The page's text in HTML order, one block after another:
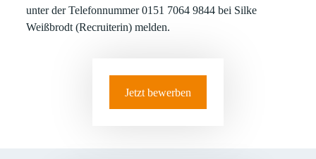
unter der Telefonnummer 0151 7064 9844 bei Silke
Weißbrodt (Recruiterin) melden.
Jetzt bewerben